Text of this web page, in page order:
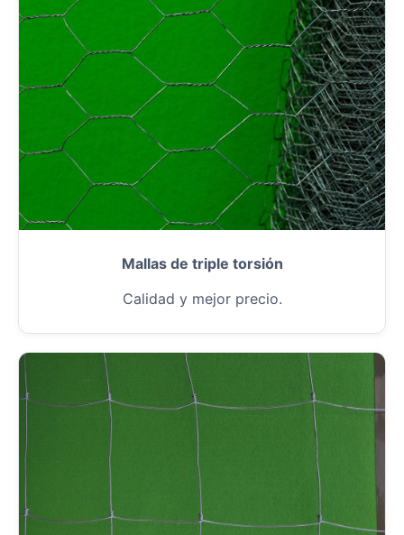
Mallas de triple torsión
Calidad y mejor precio.